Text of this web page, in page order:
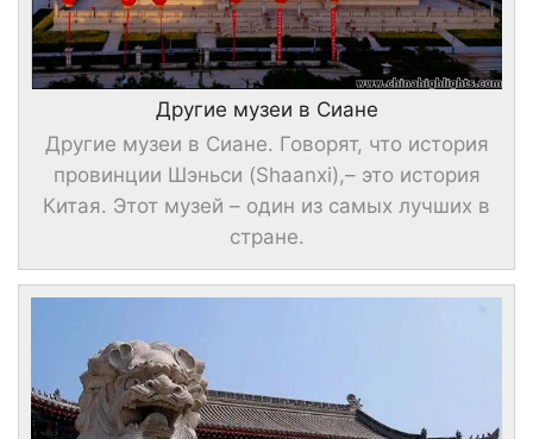
Другие музеи в Сиане
Другие музеи в Сиане. Говорят, что история
провинции Шэньси (Shaanxi),– это история
Китая. Этот музей – один из самых лучших в
стране.